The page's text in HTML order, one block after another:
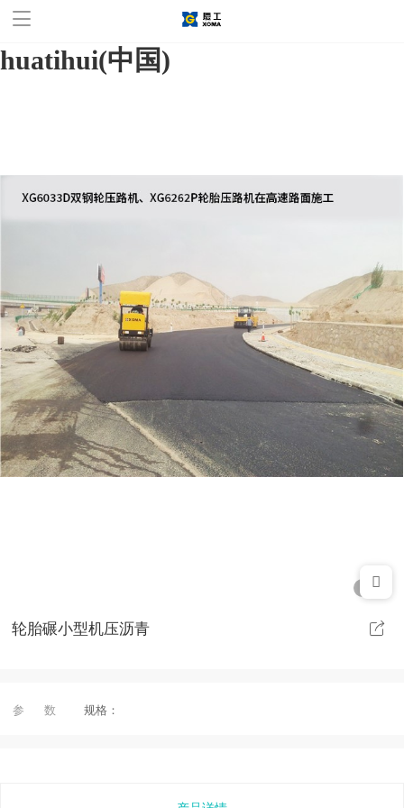
华体会官方网站,华体会
huatihui(中国)
1/1
轮胎碾小型机压沥青
参 数 规格：